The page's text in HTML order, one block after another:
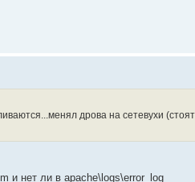
дрова на сетевухи
и нет ли в apache\logs\error_log